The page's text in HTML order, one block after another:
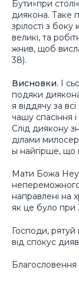
Бути»при столі
диякона. Таке
зрілості з
великі, та
жнив, щоб
38).
Висновки. І
подяки
я віддячу за
чашу спасіння
Слід диякону
ділами
ы найгірше, що
Мати Божа
непереможного
направлені на
як це було при
Господи,
від спокус